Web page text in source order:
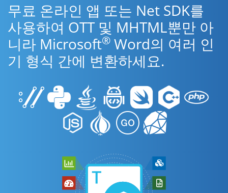
무료 온라인 앱 또는 Net SDK를
사용하여 OTT 및 MHTML뿐만 아
니라 Microsoft® Word의 여러 인
기 형식 간에 변환하세요.